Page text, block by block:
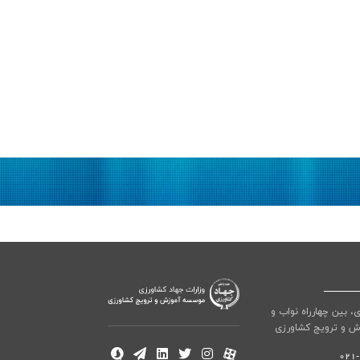
بین چهارراه نواب و
و ترویج کشاورزی